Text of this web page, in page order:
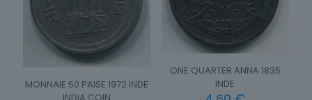
MONNAIE 50 PAISE 1972 INDE
INDIA COIN
ONE QUARTER ANNA 1835
INDE